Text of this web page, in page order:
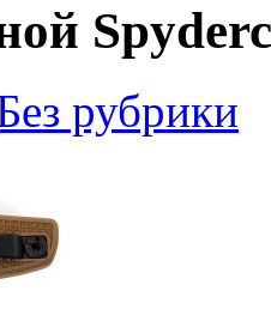
рубрики